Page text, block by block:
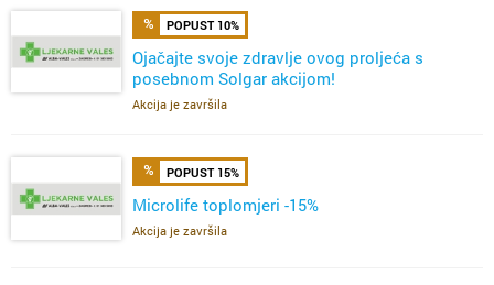
POPUST 10%
Ojačajte svoje zdravlje ovog proljeća s
posebnom Solgar akcijom!
Akcija je završila
POPUST 15%
Microlife toplomjeri -15%
Akcija je završila